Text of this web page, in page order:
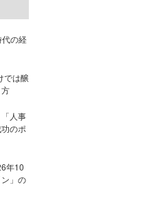
の経
では醸
人事
のポ
年10
」の